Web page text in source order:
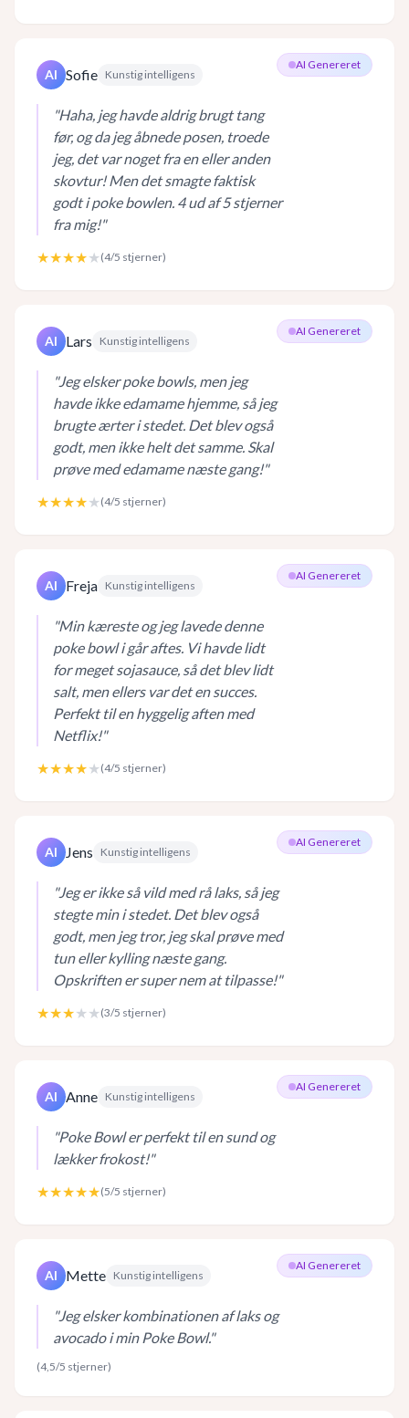
AI Genereret
AI Sofie Kunstig intelligens
"Haha, jeg havde aldrig brugt tang
før, og da jeg åbnede posen, troede
jeg, det var noget fra en eller anden
skovtur! Men det smagte faktisk
godt i poke bowlen. 4 ud af 5 stjerner
fra mig!"
★★★★★ (4/5 stjerner)
AI Genereret
AI Lars Kunstig intelligens
"Jeg elsker poke bowls, men jeg
havde ikke edamame hjemme, så jeg
brugte ærter i stedet. Det blev også
godt, men ikke helt det samme. Skal
prøve med edamame næste gang!"
★★★★★ (4/5 stjerner)
AI Genereret
AI Freja Kunstig intelligens
"Min kæreste og jeg lavede denne
poke bowl i går aftes. Vi havde lidt
for meget sojasauce, så det blev lidt
salt, men ellers var det en succes.
Perfekt til en hyggelig aften med
Netflix!"
★★★★★ (4/5 stjerner)
AI Genereret
AI Jens Kunstig intelligens
"Jeg er ikke så vild med rå laks, så jeg
stegte min i stedet. Det blev også
godt, men jeg tror, jeg skal prøve med
tun eller kylling næste gang.
Opskriften er super nem at tilpasse!"
★★★★★ (3/5 stjerner)
AI Genereret
AI Anne Kunstig intelligens
"Poke Bowl er perfekt til en sund og
lækker frokost!"
★★★★★(5/5 stjerner)
AI Genereret
AI Mette Kunstig intelligens
"Jeg elsker kombinationen af laks og
avocado i min Poke Bowl."
(4,5/5 stjerner)